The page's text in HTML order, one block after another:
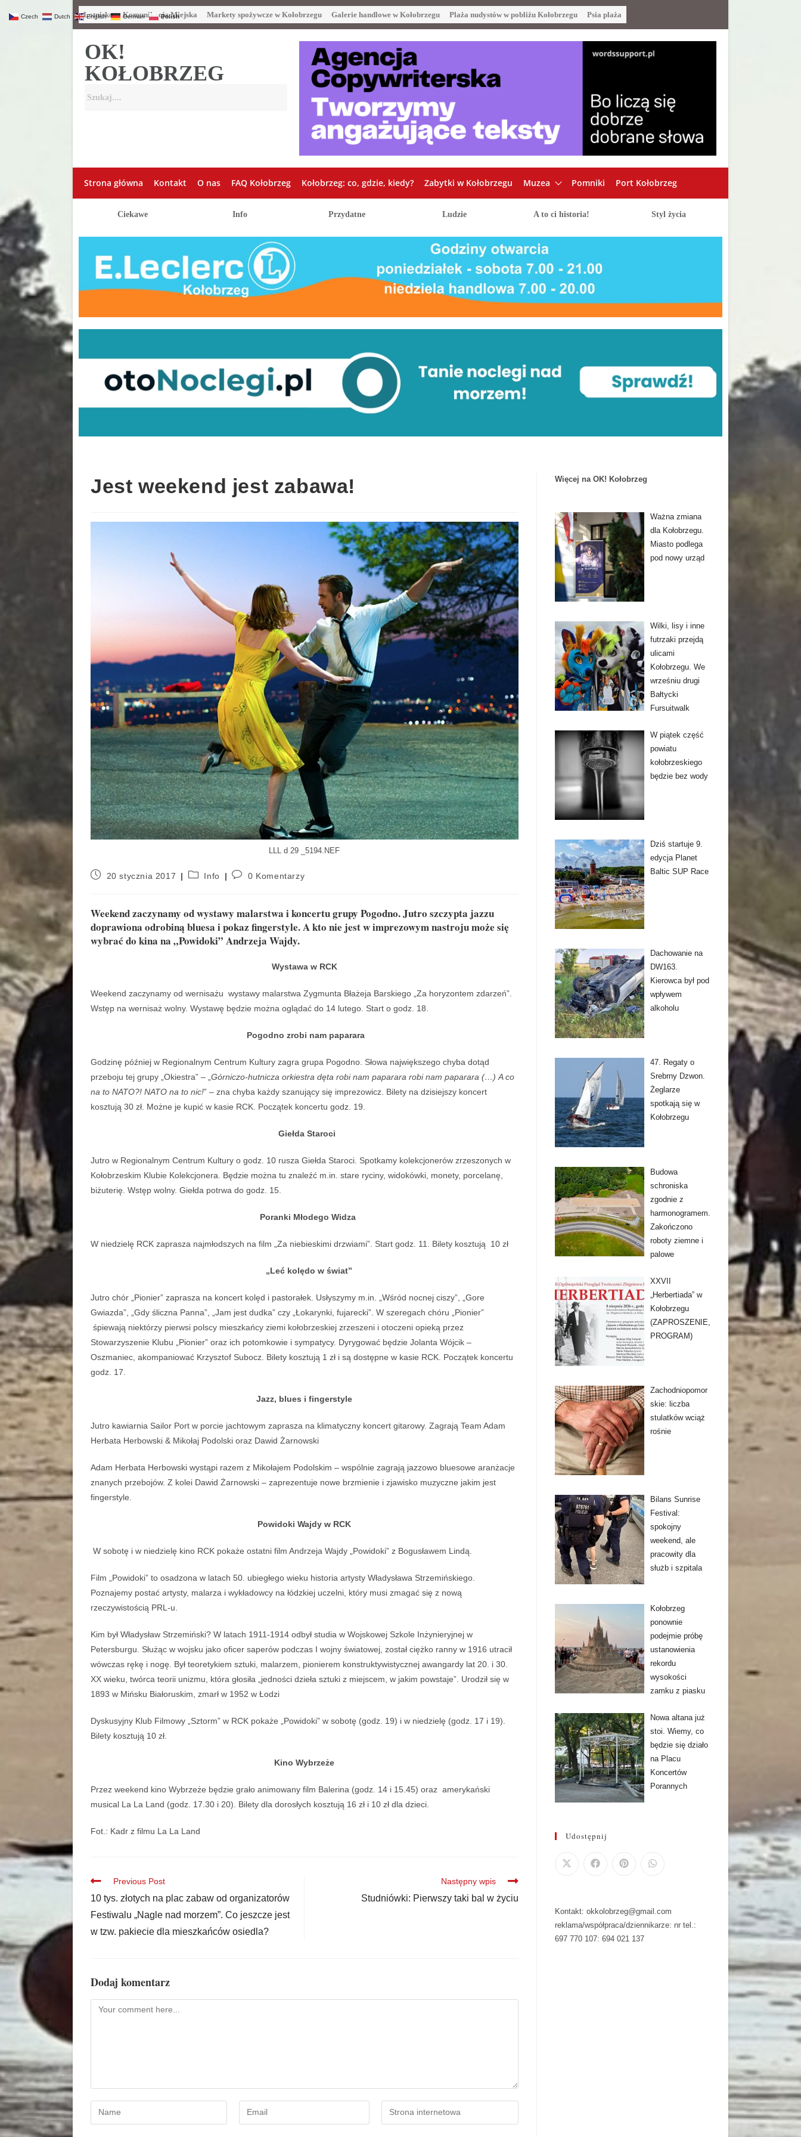
Lotnisko Komunikacja Miejska Markety spożywcze w Kołobrzegu Galerie handlowe w Kołobrzegu Plaża nudystów w pobliżu Kołobrzegu Psia plaża
OK!
KOŁOBRZEG
Strona główna Kontakt O nas FAQ Kołobrzeg Kołobrzeg: co, gdzie, kiedy? Zabytki w Kołobrzegu Muzea Pomniki Port Kołobrzeg
Ciekawe Info Przydatne Ludzie A to ci historia! Styl życia
Jest weekend jest zabawa!
LLL d 29 _5194.NEF
20 stycznia 2017 Info 0 Komentarzy
Weekend zaczynamy od wystawy malarstwa i koncertu grupy Pogodno. Jutro szczypta jazzu
doprawiona odrobiną bluesa i pokaz fingerstyle. A kto nie jest w imprezowym nastroju może się
wybrać do kina na „Powidoki” Andrzeja Wajdy.
Wystawa w RCK
Weekend zaczynamy od wernisażu wystawy malarstwa Zygmunta Błażeja Barskiego „Za horyzontem zdarzeń”.
Wstęp na wernisaż wolny. Wystawę będzie można oglądać do 14 lutego. Start o godz. 18.
Pogodno zrobi nam paparara
Godzinę później w Regionalnym Centrum Kultury zagra grupa Pogodno. Słowa największego chyba dotąd
przeboju tej grupy „Okiestra” – „ Górniczo-hutnicza orkiestra dęta robi nam paparara robi nam paparara (…) A co
na to NATO?! NATO na to nic!” – zna chyba każdy szanujący się imprezowicz. Bilety na dzisiejszy koncert
kosztują 30 zł. Możne je kupić w kasie RCK. Początek koncertu godz. 19.
Giełda Staroci
Jutro w Regionalnym Centrum Kultury o godz. 10 rusza Giełda Staroci. Spotkamy kolekcjonerów zrzeszonych w
Kołobrzeskim Klubie Kolekcjonera. Będzie można tu znaleźć m.in. stare ryciny, widokówki, monety, porcelanę,
biżuterię. Wstęp wolny. Giełda potrwa do godz. 15.
Poranki Młodego Widza
W niedzielę RCK zaprasza najmłodszych na film „Za niebieskimi drzwiami”. Start godz. 11. Bilety kosztują 10 zł
„Leć kolędo w świat”
Jutro chór „Pionier” zaprasza na koncert kolęd i pastorałek. Usłyszymy m.in. „Wśród nocnej ciszy”, „Gore
Gwiazda”, „Gdy śliczna Panna”, „Jam jest dudka” czy „Łokarynki, fujarecki”. W szeregach chóru „Pionier”
śpiewają niektórzy pierwsi polscy mieszkańcy ziemi kołobrzeskiej zrzeszeni i otoczeni opieką przez
Stowarzyszenie Klubu „Pionier” oraz ich potomkowie i sympatycy. Dyrygować będzie Jolanta Wójcik –
Oszmaniec, akompaniować Krzysztof Subocz. Bilety kosztują 1 zł i są dostępne w kasie RCK. Początek koncertu
godz. 17.
Jazz, blues i fingerstyle
Jutro kawiarnia Sailor Port w porcie jachtowym zaprasza na klimatyczny koncert gitarowy. Zagrają Team Adam
Herbata Herbowski & Mikołaj Podolski oraz Dawid Żarnowski
Adam Herbata Herbowski wystąpi razem z Mikołajem Podolskim – wspólnie zagrają jazzowo bluesowe aranżacje
znanych przebojów. Z kolei Dawid Żarnowski – zaprezentuje nowe brzmienie i zjawisko muzyczne jakim jest
fingerstyle.
Powidoki Wajdy w RCK
W sobotę i w niedzielę kino RCK pokaże ostatni film Andrzeja Wajdy „Powidoki” z Bogusławem Lindą.
Film „Powidoki” to osadzona w latach 50. ubiegłego wieku historia artysty Władysława Strzemińskiego.
Poznajemy postać artysty, malarza i wykładowcy na łódzkiej uczelni, który musi zmagać się z nową
rzeczywistością PRL-u.
Kim był Władysław Strzemiński? W latach 1911-1914 odbył studia w Wojskowej Szkole Inżynieryjnej w
Petersburgu. Służąc w wojsku jako oficer saperów podczas I wojny światowej, został ciężko ranny w 1916 utracił
wówczas rękę i nogę. Był teoretykiem sztuki, malarzem, pionierem konstruktywistycznej awangardy lat 20. i 30.
XX wieku, twórca teorii unizmu, która głosiła „jedności dzieła sztuki z miejscem, w jakim powstaje”. Urodził się w
1893 w Mińsku Białoruskim, zmarł w 1952 w Łodzi
Dyskusyjny Klub Filmowy „Sztorm” w RCK pokaże „Powidoki” w sobotę (godz. 19) i w niedzielę (godz. 17 i 19).
Bilety kosztują 10 zł.
Kino Wybrzeże
Przez weekend kino Wybrzeże będzie grało animowany film Balerina (godz. 14 i 15.45) oraz amerykański
musical La La Land (godz. 17.30 i 20). Bilety dla dorosłych kosztują 16 zł i 10 zł dla dzieci.
Fot.: Kadr z filmu La La Land
Previous Post
10 tys. złotych na plac zabaw od organizatorów
Festiwalu „Nagle nad morzem”. Co jeszcze jest
w tzw. pakiecie dla mieszkańców osiedla?
Następny wpis
Studniówki: Pierwszy taki bal w życiu
Dodaj komentarz
Więcej na OK! Kołobrzeg
Ważna zmiana
dla Kołobrzegu.
Miasto podlega
pod nowy urząd
Wilki, lisy i inne
futrzaki przejdą
ulicami
Kołobrzegu. We
wrześniu drugi
Bałtycki
Fursuitwalk
W piątek część
powiatu
kołobrzeskiego
będzie bez wody
Dziś startuje 9.
edycja Planet
Baltic SUP Race
Dachowanie na
DW163.
Kierowca był pod
wpływem
alkoholu
47. Regaty o
Srebrny Dzwon.
Żeglarze
spotkają się w
Kołobrzegu
Budowa
schroniska
zgodnie z
harmonogramem.
Zakończono
roboty ziemne i
palowe
XXVII
„Herbertiada” w
Kołobrzegu
(ZAPROSZENIE,
PROGRAM)
Zachodniopomor
skie: liczba
stulatków wciąż
rośnie
Bilans Sunrise
Festival:
spokojny
weekend, ale
pracowity dla
służb i szpitala
Kołobrzeg
ponownie
podejmie próbę
ustanowienia
rekordu
wysokości
zamku z piasku
Nowa altana już
stoi. Wiemy, co
będzie się działo
na Placu
Koncertów
Porannych
Udostępnij
Kontakt: okkolobrzeg@gmail.com
reklama/współpraca/dziennikarze: nr tel.:
697 770 107: 694 021 137
Czech Dutch English German Polish